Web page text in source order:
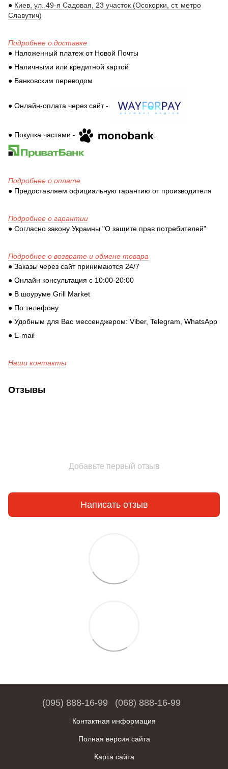
● Киев, ул. 49-я Садовая, 23 участок (Осокорки, ст. метро
Славутич)
Подробнее о доставке
● Наложенный платеж от Новой Почты
● Наличными или кредитной картой
● Банковским переводом
● Онлайн-оплата через сайт -
● Покупка частями - ,
Подробнее о оплате
● Предоставляем официальную гарантию от производителя
Подробнее о гарантии
● Согласно закону Украины "О защите прав потребителей"
Подробнее о возврате и обмене товара
● Заказы через сайт принимаются 24/7
● Онлайн консультация с 10:00-20:00
● В шоуруме Grill Market
● По телефону
● Удобным для Вас мессенджером: Viber, Telegram, WhatsApp
● E-mail
Наши контакты
Отзывы
Добавьте первый отзыв
Написать отзыв
(095) 888-16-99 (068) 888-16-99
Контактная информация
Полная версия сайта
Карта сайта